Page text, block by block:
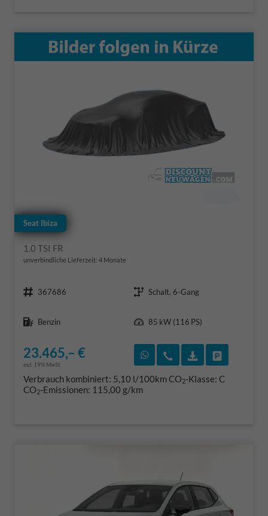
Seat Ibiza
1.0 TSI FR
unverbindliche Lieferzeit: 4 Monate
367686
Schalt. 6-Gang
Benzin
85 kW (116 PS)
23.465,– €
incl. 19% MwSt.
Rückruf vereinbaren
Wir rufen Sie an
Verbrauch kombiniert: 5,10 l/100kmCO2-Klasse: C
CO2-Emissionen: 115,00 g/km